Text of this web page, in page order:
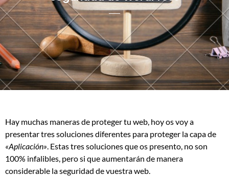
Hay muchas maneras de proteger tu web, hoy os voy a
presentar tres soluciones diferentes para proteger la capa de
«Aplicación». Estas tres soluciones que os presento, no son
100% infalibles, pero si que aumentarán de manera
considerable la seguridad de vuestra web.